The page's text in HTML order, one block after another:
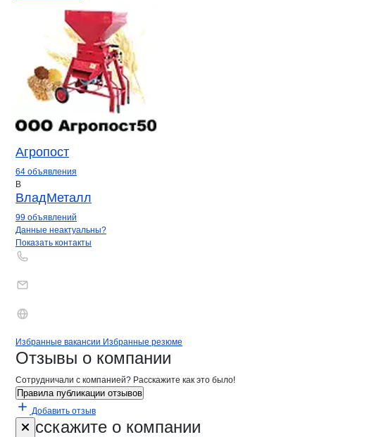
Агропост
64 объявления
В
ВладМеталл
99 объявлений
Контактыкомпании
+7(800)000-00-..
Данные неактуальны?
Показать контакты
Брендыкомпани Алекан, ТПК
Вакансии вАлекан, ТПК
Избранные вакансии Избранные резюме
Новости oАлекан, ТПК, ООО
Отзывы о компании
Сотрудничали с компанией? Расскажите как это было!
Правила публикации отзывов
Добавить отзыв
Расскажите о компании
Форма обратной связи о неточностях на